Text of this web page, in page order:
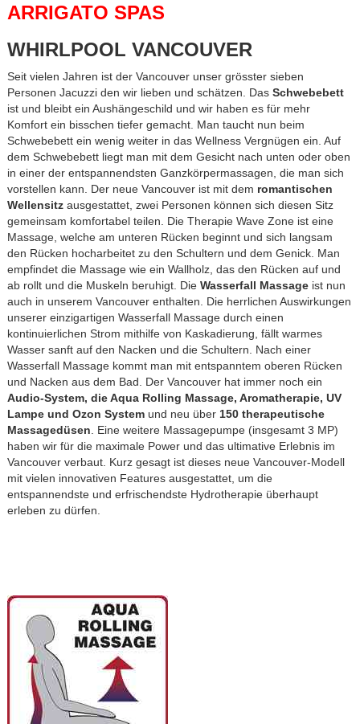
ARRIGATO SPAS
WHIRLPOOL VANCOUVER
Seit vielen Jahren ist der Vancouver unser grösster sieben
Personen Jacuzzi den wir lieben und schätzen. Das Schwebebett
ist und bleibt ein Aushängeschild und wir haben es für mehr
Komfort ein bisschen tiefer gemacht. Man taucht nun beim
Schwebebett ein wenig weiter in das Wellness Vergnügen ein. Auf
dem Schwebebett liegt man mit dem Gesicht nach unten oder oben
in einer der entspannendsten Ganzkörpermassagen, die man sich
vorstellen kann. Der neue Vancouver ist mit dem romantischen
Wellensitzausgestattet, zwei Personen können sich diesen Sitz
gemeinsam komfortabel teilen. Die Therapie Wave Zone ist eine
Massage, welche am unteren Rücken beginnt und sich langsam
den Rücken hocharbeitet zu den Schultern und dem Genick. Man
empfindet die Massage wie ein Wallholz, das den Rücken auf und
ab rollt und die Muskeln beruhigt. Die Wasserfall Massageist nun
auch in unserem Vancouver enthalten. Die herrlichen Auswirkungen
unserer einzigartigen Wasserfall Massage durch einen
kontinuierlichen Strom mithilfe von Kaskadierung, fällt warmes
Wasser sanft auf den Nacken und die Schultern. Nach einer
Wasserfall Massage kommt man mit entspanntem oberen Rücken
und Nacken aus dem Bad. Der Vancouver hat immer noch ein
Audio-System, die Aqua Rolling Massage, Aromatherapie, UV
Lampe und Ozon Systemund neu über 150 therapeutische
Massagedüsen. Eine weitere Massagepumpe (insgesamt 3 MP)
haben wir für die maximale Power und das ultimative Erlebnis im
Vancouver verbaut. Kurz gesagt ist dieses neue Vancouver-Modell
mit vielen innovativen Features ausgestattet, um die
entspannendste und erfrischendste Hydrotherapie überhaupt
erleben zu dürfen.